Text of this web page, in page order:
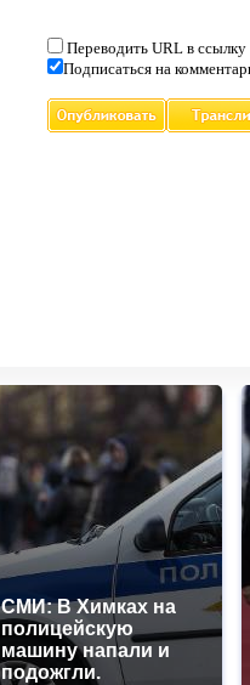
Переводить URL в ссылку
Подписаться на
СМИ: В Химках на
полицейскую
машину напали и
подожгли.